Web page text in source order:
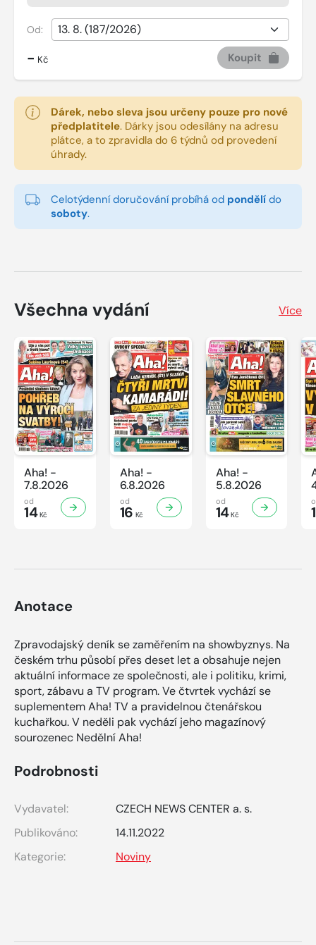
Od:
- Kč Koupit
Dárek, nebo sleva jsou určeny pouze pro nové
předplatitele. Dárky jsou odesílány na adresu
plátce, a to zpravidla do 6 týdnů od provedení
úhrady.
Celotýdenní doručování probíhá od pondělí do
soboty.
Všechna vydání Více
Aha! -
7.8.2026
od
14Kč
Aha! -
6.8.2026
od
16 Kč
Aha! -
5.8.2026
od
14Kč
Anotace
Zpravodajský deník se zaměřením na showbyznys. Na
českém trhu působí přes deset let a obsahuje nejen
aktuální informace ze společnosti, ale i politiku, krimi,
sport, zábavu a TV program. Ve čtvrtek vychází se
suplementem Aha! TV a pravidelnou čtenářskou
kuchařkou. V neděli pak vychází jeho magazínový
sourozenec Nedělní Aha!
Podrobnosti
Vydavatel:
CZECH NEWS CENTER a. s.
Publikováno:
14.11.2022
Kategorie:
Noviny